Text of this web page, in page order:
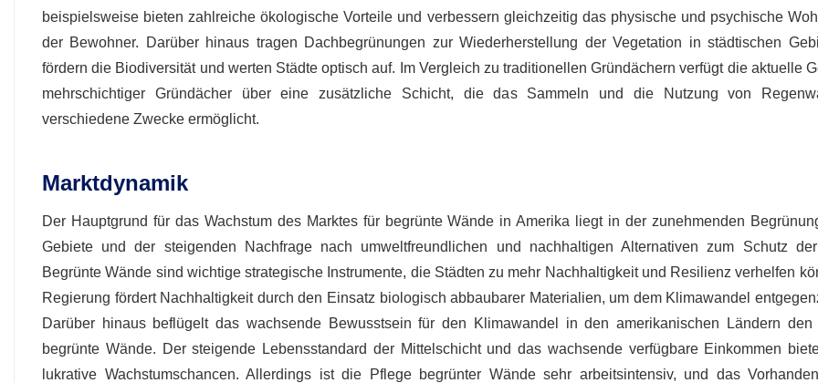
beispielsweise bieten zahlreiche ökologische Vorteile und verbessern gleichzeitig das physische und psychische
der Bewohner. Darüber hinaus tragen Dachbegrünungen zur Wiederherstellung der Vegetation in städtischen
fördern die Biodiversität und werten Städte optisch auf. Im Vergleich zu traditionellen Gründächern verfügt die aktuelle
mehrschichtiger Gründächer über eine zusätzliche Schicht, die das Sammeln und die Nutzung von
verschiedene Zwecke ermöglicht.
Marktdynamik
Der Hauptgrund für das Wachstum des Marktes für begrünte Wände in Amerika liegt in der zunehmenden
Gebiete und der steigenden Nachfrage nach umweltfreundlichen und nachhaltigen Alternativen zum Schutz
Begrünte Wände sind wichtige strategische Instrumente, die Städten zu mehr Nachhaltigkeit und Resilienz verhelfen
Regierung fördert Nachhaltigkeit durch den Einsatz biologisch abbaubarer Materialien, um dem Klimawandel
Darüber hinaus beflügelt das wachsende Bewusstsein für den Klimawandel in den amerikanischen Ländern den
begrünte Wände. Der steigende Lebensstandard der Mittelschicht und das wachsende verfügbare Einkommen
lukrative Wachstumschancen. Allerdings ist die Pflege begrünter Wände sehr arbeitsintensiv, und das